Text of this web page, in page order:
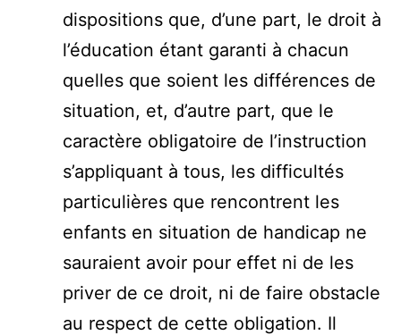
dispositions que, d’une part, le droit à
l’éducation étant garanti à chacun
quelles que soient les différences de
situation, et, d’autre part, que le
caractère obligatoire de l’instruction
s’appliquant à tous, les difficultés
particulières que rencontrent les
enfants en situation de handicap ne
sauraient avoir pour effet ni de les
priver de ce droit, ni de faire obstacle
au respect de cette obligation. Il